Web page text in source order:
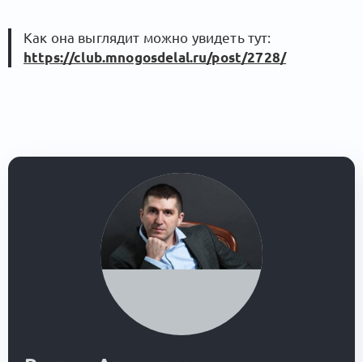
Как она выглядит можно увидеть тут:
https://club.mnogosdelal.ru/post/2728/